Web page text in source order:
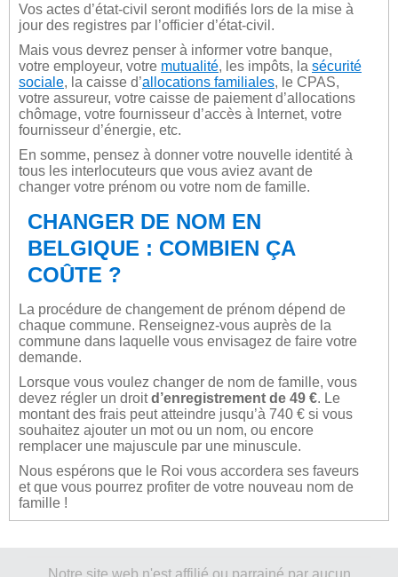
Vos actes d’état-civil seront modifiés lors de la mise à
jour des registres par l’officier d’état-civil.
Mais vous devrez penser à informer votre banque,
votre employeur, votre mutualité, les impôts, la sécurité
sociale, la caisse d’allocations familiales, le CPAS,
votre assureur, votre caisse de paiement d’allocations
chômage, votre fournisseur d’accès à Internet, votre
fournisseur d’énergie, etc.
En somme, pensez à donner votre nouvelle identité à
tous les interlocuteurs que vous aviez avant de
changer votre prénom ou votre nom de famille.
CHANGER DE NOM EN
BELGIQUE : COMBIEN ÇA
COÛTE ?
La procédure de changement de prénom dépend de
chaque commune. Renseignez-vous auprès de la
commune dans laquelle vous envisagez de faire votre
demande.
Lorsque vous voulez changer de nom de famille, vous
devez régler un droitd’enregistrement de 49 €. Le
montant des frais peut atteindre jusqu’à 740 € si vous
souhaitez ajouter un mot ou un nom, ou encore
remplacer une majuscule par une minuscule.
Nous espérons que le Roi vous accordera ses faveurs
et que vous pourrez profiter de votre nouveau nom de
famille !
Notre site web n'est affilié ou parrainé par aucun